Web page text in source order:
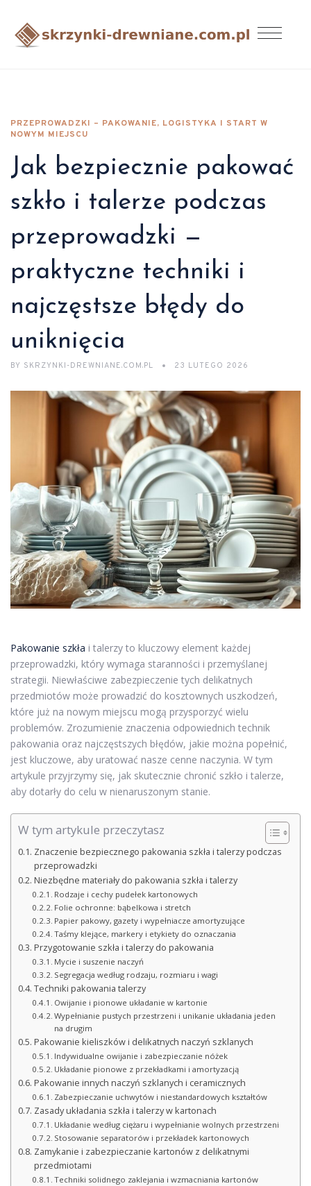
PRZEPROWADZKI – PAKOWANIE, LOGISTYKA I START W
NOWYM MIEJSCU
Jak bezpiecznie pakować
szkło i talerze podczas
przeprowadzki —
praktyczne techniki i
najczęstsze błędy do
uniknięcia
BY SKRZYNKI-DREWNIANE.COM.PL 23 LUTEGO 2026
Pakowanie szkła i talerzy to kluczowy element każdej
przeprowadzki, który wymaga staranności i przemyślanej
strategii. Niewłaściwe zabezpieczenie tych delikatnych
przedmiotów może prowadzić do kosztownych uszkodzeń,
które już na nowym miejscu mogą przysporzyć wielu
problemów. Zrozumienie znaczenia odpowiednich technik
pakowania oraz najczęstszych błędów, jakie można popełnić,
jest kluczowe, aby uratować nasze cenne naczynia. W tym
artykule przyjrzymy się, jak skutecznie chronić szkło i talerze,
aby dotarły do celu w nienaruszonym stanie.
W tym artykule przeczytasz
Znaczenie bezpiecznego pakowania szkła i talerzy podczas
przeprowadzki
Niezbędne materiały do pakowania szkła i talerzy
Rodzaje i cechy pudełek kartonowych
Folie ochronne: bąbelkowa i stretch
Papier pakowy, gazety i wypełniacze amortyzujące
Taśmy klejące, markery i etykiety do oznaczania
Przygotowanie szkła i talerzy do pakowania
Mycie i suszenie naczyń
Segregacja według rodzaju, rozmiaru i wagi
Techniki pakowania talerzy
Owijanie i pionowe układanie w kartonie
Wypełnianie pustych przestrzeni i unikanie układania jeden
na drugim
Pakowanie kieliszków i delikatnych naczyń szklanych
Indywidualne owijanie i zabezpieczanie nóżek
Układanie pionowe z przekładkami i amortyzacją
Pakowanie innych naczyń szklanych i ceramicznych
Zabezpieczanie uchwytów i niestandardowych kształtów
Zasady układania szkła i talerzy w kartonach
Układanie według ciężaru i wypełnianie wolnych przestrzeni
Stosowanie separatorów i przekładek kartonowych
Zamykanie i zabezpieczanie kartonów z delikatnymi
przedmiotami
Techniki solidnego zaklejania i wzmacniania kartonów